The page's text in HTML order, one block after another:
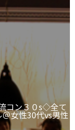
コン３０s◇全て
女性30代vs男性